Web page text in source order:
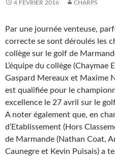
4 FÉVRIER 2016 CHARPS
Par une journée venteuse,
correcte se sont déroulés les
collège sur le golf de
L’équipe du collège
Gaspard Mereaux et Maxime
est qualifiée pour le
excellence le 27 avril sur le
A noter également que, en
d’Etablissement (Hors
de Marmande (Nathan Coat,
Caunegre et Kevin Puisais) a